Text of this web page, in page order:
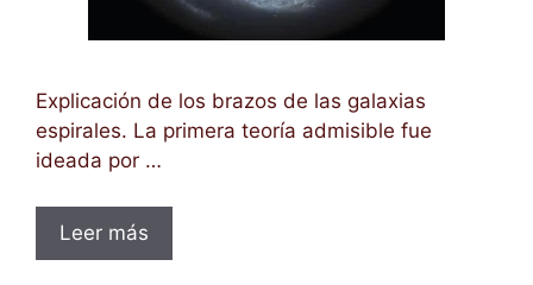
Explicación de los brazos de las galaxias
espirales. La primera teoría admisible fue
ideada por …
Leer más